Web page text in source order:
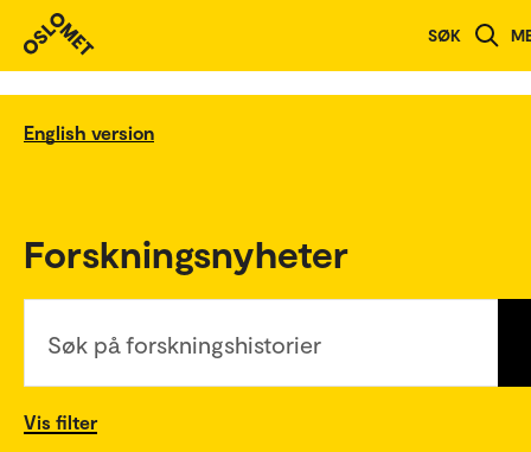
SØK
English version
Forskningsnyheter
Søk på forskningshistorier
Vis filter